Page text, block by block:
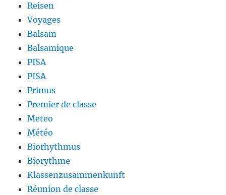
Reisen
Voyages
Balsam
Balsamique
PISA
PISA
Primus
Premier de classe
Meteo
Météo
Biorhythmus
Biorythme
Klassenzusammenkunft
Réunion de classe